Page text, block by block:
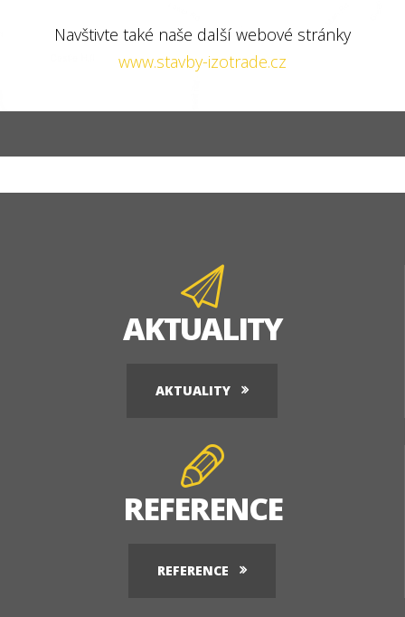
Navštivte také naše další webové stránky
www.stavby-izotrade.cz
AKTUALITY
AKTUALITY
REFERENCE
REFERENCE